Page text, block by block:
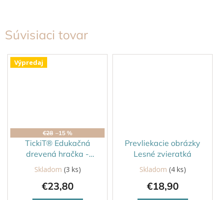
Súvisiaci tovar
Výpredaj
€28 –15 %
TickiT® Edukačná
drevená hračka -
navliekanie tvarov
Skladom (3 ks)
€23,80
Prevliekacie obrázky
Lesné zvieratká
Skladom (4 ks)
€18,90